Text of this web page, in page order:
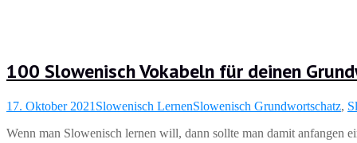
100 Slowenisch Vokabeln für deinen
17. Oktober 2021 Slowenisch LernenSlowenisch Grundwortschatz,
Wenn man Slowenisch lernen will, dann sollte man damit anfangen